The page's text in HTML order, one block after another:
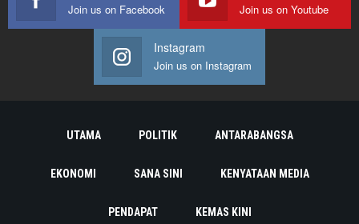
Join us on Facebook Join us on Youtube
Instagram
Join us on Instagram
UTAMA POLITIK ANTARABANGSA
EKONOMI SANA SINI KENYATAAN MEDIA
PENDAPAT KEMAS KINI